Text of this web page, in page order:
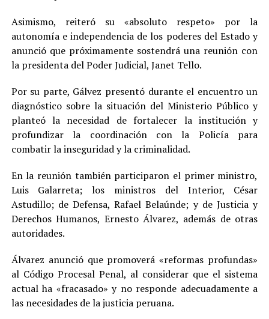
Asimismo, reiteró su «absoluto respeto» por la
autonomía e independencia de los poderes del Estado y
anunció que próximamente sostendrá una reunión con
la presidenta del Poder Judicial, Janet Tello.
Por su parte, Gálvez presentó durante el encuentro un
diagnóstico sobre la situación del Ministerio Público y
planteó la necesidad de fortalecer la institución y
profundizar la coordinación con la Policía para
combatir la inseguridad y la criminalidad.
En la reunión también participaron el primer ministro,
Luis Galarreta; los ministros del Interior, César
Astudillo; de Defensa, Rafael Belaúnde; y de Justicia y
Derechos Humanos, Ernesto Álvarez, además de otras
autoridades.
Álvarez anunció que promoverá «reformas profundas»
al Código Procesal Penal, al considerar que el sistema
actual ha «fracasado» y no responde adecuadamente a
las necesidades de la justicia peruana.